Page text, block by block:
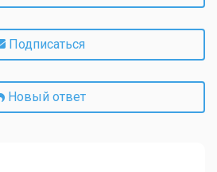
Подписаться
Новый ответ